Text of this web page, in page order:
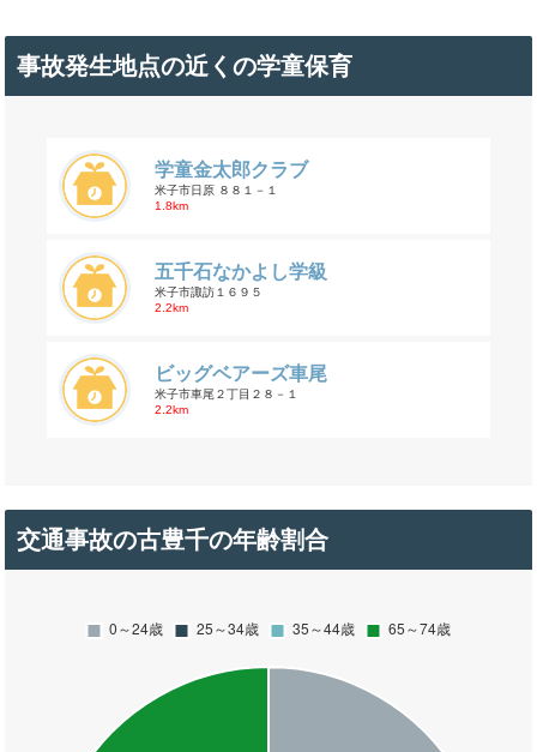
事故発生地点の近くの学童保育
学童金太郎クラブ
米子市日原 ８８１－１
1.8km
五千石なかよし学級
米子市諏訪１６９５
2.2km
ビッグベアーズ車尾
米子市車尾２丁目２８－１
2.2km
交通事故の古豊千の年齢割合